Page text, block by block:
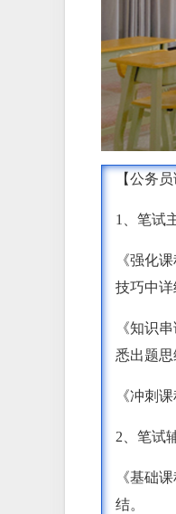
【公务
1、笔试
《强化
技巧中详
《知识
悉出题思
《冲刺
2、笔试
《基础
结。